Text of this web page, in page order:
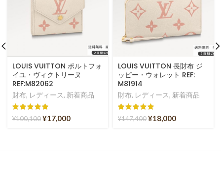
LOUIS VUITTON ポルトフォ
イユ・ヴィクトリーヌ
REF:M82062
財布, レディース, 新着商品
¥100,100¥17,000
LOUIS VUITTON 長財布 ジ
ッピー・ウォレット REF:
M81914
財布, レディース, 新着商品
¥147,400¥18,000